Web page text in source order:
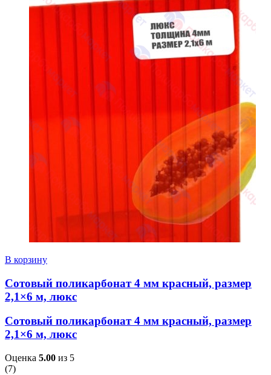
В корзину
Сотовый поликарбонат 4 мм красный, размер
2,1×6 м, люкс
Сотовый поликарбонат 4 мм красный, размер
2,1×6 м, люкс
Оценка 5.00 из 5
(7)